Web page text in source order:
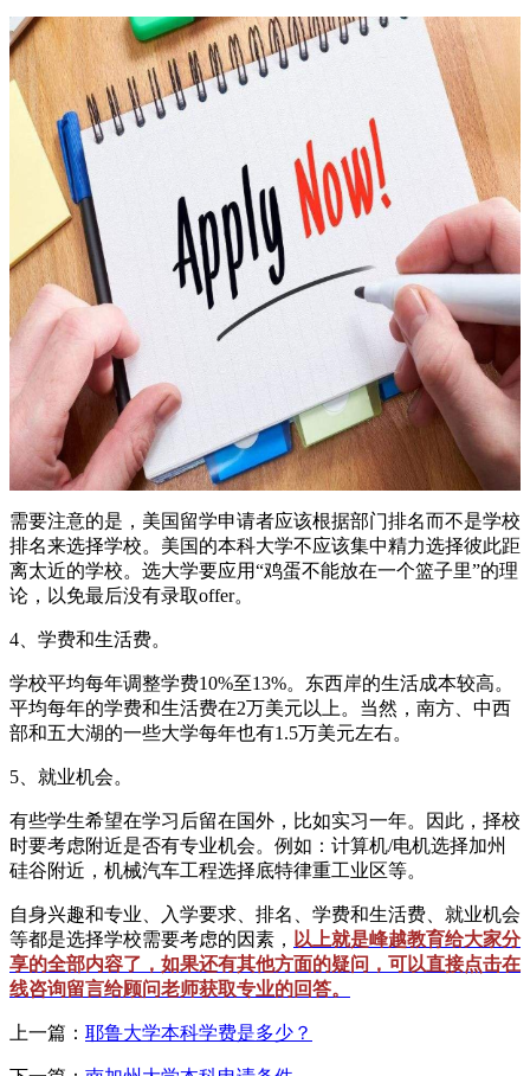
需要注意的是，美国留学申请者应该根据部门排名而不是学校
排名来选择学校。美国的本科大学不应该集中精力选择彼此距
离太近的学校。选大学要应用“鸡蛋不能放在一个篮子里”的理
论，以免最后没有录取offer。
4、学费和生活费。
学校平均每年调整学费10%至13%。东西岸的生活成本较高。
平均每年的学费和生活费在2万美元以上。当然，南方、中西
部和五大湖的一些大学每年也有1.5万美元左右。
5、就业机会。
有些学生希望在学习后留在国外，比如实习一年。因此，择校
时要考虑附近是否有专业机会。例如：计算机/电机选择加州
硅谷附近，机械汽车工程选择底特律重工业区等。
自身兴趣和专业、入学要求、排名、学费和生活费、就业机会
等都是选择学校需要考虑的因素， 以上就是峰越教育给大家分
享的全部内容了，如果还有其他方面的疑问，可以直接点击在
线咨询留言给顾问老师获取专业的回答。
上一篇： 耶鲁大学本科学费是多少？